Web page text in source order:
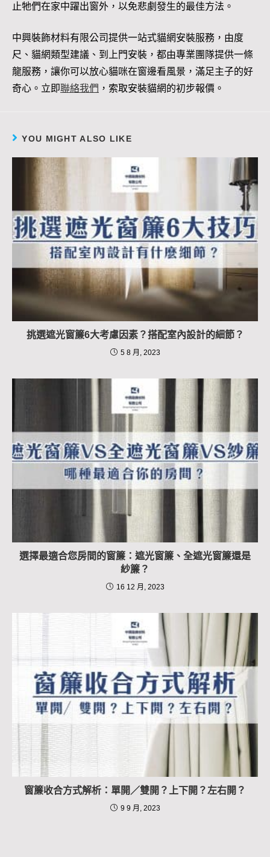
止牠們在家中躍出窗外，以免悲劇發生的最佳方法。
中興裝飾材料有限公司提供一站式貓網安裝服務，由度
尺、貓網類型建議、到上門安裝，都由專業團隊提供一條
龍服務，讓你可以放心貓咪在窗邊看風景，滿足主子的好
奇心。立即聯絡我們 ，索取安裝貓網的初步報價。
YOU MIGHT ALSO LIKE
挑選遮光窗簾6大考慮因素？搭配室內設計的細節？
5 8 月, 2023
選擇最適合您房間的窗簾：遮光窗簾、全遮光窗簾還是
紗簾？
16 12 月, 2023
窗簾收合方式解析：單開／雙開？上下開？左右開？
9 9 月, 2023